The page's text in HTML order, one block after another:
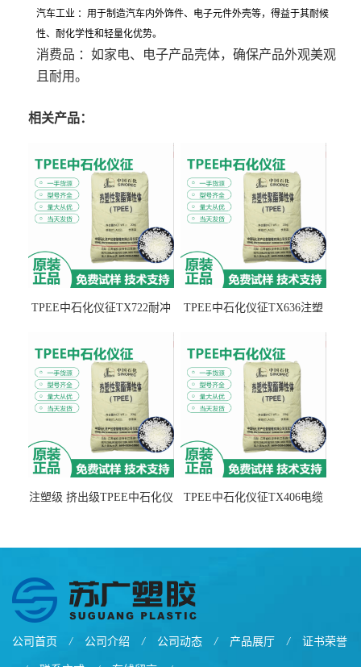
汽车工业 ：用于制造汽车内外饰件、电子元件外壳等，得益于其耐候
性、耐化学性和轻量化优势。
消费品 ：如家电、电子产品壳体，确保产品外观美观
且耐用。
相关产品：
TPEE中石化仪征TX722耐冲
TPEE中石化仪征TX636注塑
注塑级 挤出级TPEE中石化仪
TPEE中石化仪征TX406电缆
公司首页 / 公司介绍 / 公司动态 / 产品展厅 / 证书荣誉